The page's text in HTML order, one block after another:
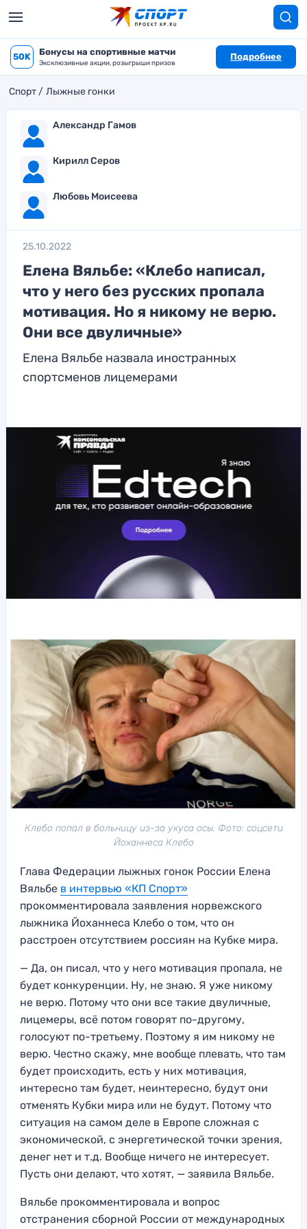
50K Бонусы на спортивные матчи
Эксклюзивные акции, розыгрыши призов
Подробнее
Спорт Лыжные гонки
Александр Гамов
Кирилл Серов
Любовь Моисеева
25.10.2022
Елена Вяльбе: «Клебо написал,
что у него без русских пропала
мотивация. Но я никому не верю.
Они все двуличные»
Елена Вяльбе назвала иностранных
спортсменов лицемерами
Клебо попал в больницу из-за укуса осы. Фото: соцсети
Йоханнеса Клебо
Глава Федерации лыжных гонок России Елена
Вяльбе в интервью «КП Спорт»
прокомментировала заявления норвежского
лыжника Йоханнеса Клебо о том, что он
расстроен отсутствием россиян на Кубке мира.
— Да, он писал, что у него мотивация пропала, не
будет конкуренции. Ну, не знаю. Я уже никому
не верю. Потому что они все такие двуличные,
лицемеры, всё потом говорят по-другому,
голосуют по-третьему. Поэтому я им никому не
верю. Честно скажу, мне вообще плевать, что там
будет происходить, есть у них мотивация,
интересно там будет, неинтересно, будут они
отменять Кубки мира или не будут. Потому что
ситуация на самом деле в Европе сложная с
экономической, с энергетической точки зрения,
денег нет и т.д. Вообще ничего не интересует.
Пусть они делают, что хотят, — заявила Вяльбе.
Вяльбе прокомментировала и вопрос
отстранения сборной России от международных